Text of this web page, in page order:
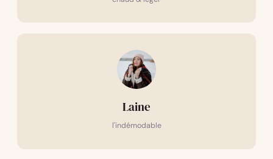
Laine
l'indémodable